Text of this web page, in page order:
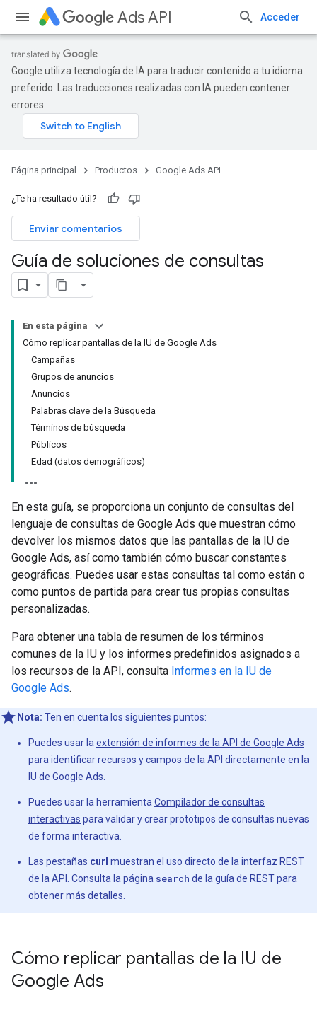
Ads API Acceder
Google utiliza tecnología de IA para traducir contenido a tu idioma
preferido. Las traducciones realizadas con IA pueden contener
errores.
Página principal Productos Google Ads API
¿Te ha resultado útil?
Enviar comentarios
Guía de soluciones de consultas
En esta página
Cómo replicar pantallas de la IU de Google Ads
Campañas
Grupos de anuncios
Anuncios
Palabras clave de la Búsqueda
Términos de búsqueda
Públicos
Edad (datos demográficos)
En esta guía, se proporciona un conjunto de consultas del
lenguaje de consultas de Google Ads que muestran cómo
devolver los mismos datos que las pantallas de la IU de
Google Ads, así como también cómo buscar constantes
geográficas. Puedes usar estas consultas tal como están o
como puntos de partida para crear tus propias consultas
personalizadas.
Para obtener una tabla de resumen de los términos
comunes de la IU y los informes predefinidos asignados a
los recursos de la API, consulta Informes en la IU de
Google Ads.
Nota: Ten en cuenta los siguientes puntos:
Puedes usar la extensión de informes de la API de Google Ads
para identificar recursos y campos de la API directamente en la
IU de Google Ads.
Puedes usar la herramienta Compilador de consultas
interactivas para validar y crear prototipos de consultas nuevas
de forma interactiva.
Las pestañas curl muestran el uso directo de la interfaz REST
de la API. Consulta la página search de la guía de RESTpara
obtener más detalles.
Cómo replicar pantallas de la IU de
Google Ads